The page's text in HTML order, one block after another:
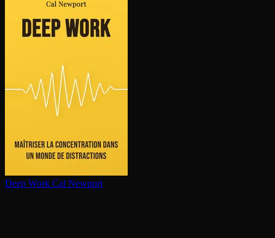
Deep Work Cal Newport